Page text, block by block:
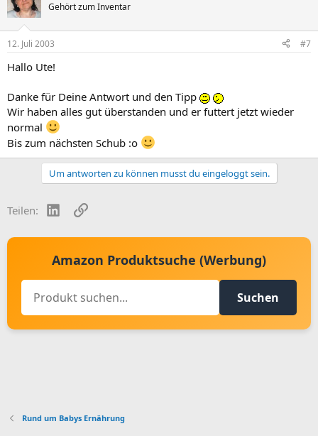
Gehört zum Inventar
12. Juli 2003 #7
Hallo Ute!
Danke für Deine Antwort und den Tipp
Wir haben alles gut überstanden und er futtert jetzt wieder
normal
Bis zum nächsten Schub :o
Um antworten zu können musst du eingeloggt sein.
Teilen: LinkedInLink
Amazon Produktsuche (Werbung)
Suchen
Rund um Babys Ernährung